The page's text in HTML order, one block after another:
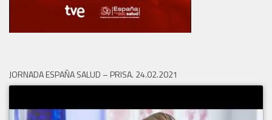
JORNADA ESPAÑA SALUD – PRISA. 24.02.2021